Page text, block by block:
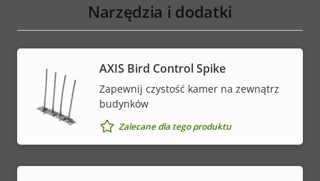
Narzędzia i dodatki
AXIS Bird Control Spike
Zapewnij czystość kamer na zewnątrz
budynków
Zalecane dla tego produktu